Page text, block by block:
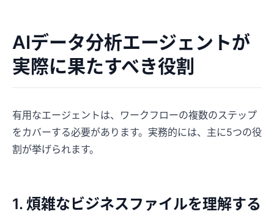
AIデータ分析エージェントが
実際に果たすべき役割
有用なエージェントは、ワークフローの複数のステップ
をカバーする必要があります。実務的には、主に5つの役
割が挙げられます。
1. 煩雑なビジネスファイルを理解する